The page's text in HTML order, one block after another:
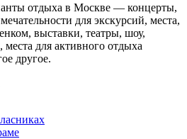
отдыха в Москве — концерты,
для экскурсий, места,
выставки, театры, шоу,
для активного отдыха
другое.